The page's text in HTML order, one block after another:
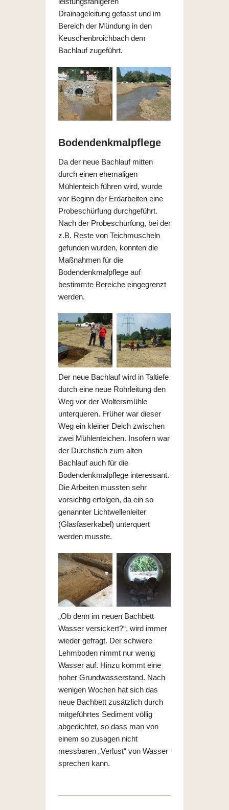
Drainageleitung gefasst und im
Bereich der Mündung in den
Keuschenbroichbach dem
Bachlauf zugeführt.
Bodendenkmalpflege
Da der neue Bachlauf mitten
durch einen ehemaligen
Mühlenteich führen wird, wurde
vor Beginn der Erdarbeiten eine
Probeschürfung durchgeführt.
Nach der Probeschürfung, bei der
z.B. Reste von Teichmuscheln
gefunden wurden, konnten die
Maßnahmen für die
Bodendenkmalpflege auf
bestimmte Bereiche eingegrenzt
werden.
Der neue Bachlauf wird in Taltiefe
durch eine neue Rohrleitung den
Weg vor der Woltersmühle
unterqueren. Früher war dieser
Weg ein kleiner Deich zwischen
zwei Mühlenteichen. Insofern war
der Durchstich zum alten
Bachlauf auch für die
Bodendenkmalpflege interessant.
Die Arbeiten mussten sehr
vorsichtig erfolgen, da ein so
genannter Lichtwellenleiter
(Glasfaserkabel) unterquert
werden musste.
„Ob denn im neuen Bachbett
Wasser versickert?“, wird immer
wieder gefragt. Der schwere
Lehmboden nimmt nur wenig
Wasser auf. Hinzu kommt eine
hoher Grundwasserstand. Nach
wenigen Wochen hat sich das
neue Bachbett zusätzlich durch
mitgeführtes Sediment völlig
abgedichtet, so dass man von
einem so zusagen nicht
messbaren „Verlust“ von Wasser
sprechen kann.